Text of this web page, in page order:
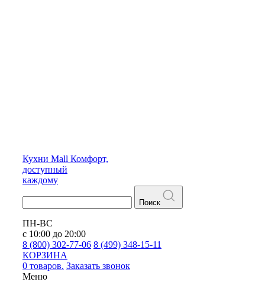
Кухни Mall Комфорт,
доступный
каждому
Поиск
ПН-ВС
с 10:00 до 20:00
8 (800) 302-77-06 8 (499) 348-15-11
КОРЗИНА
0 товаров. Заказать звонок
Меню